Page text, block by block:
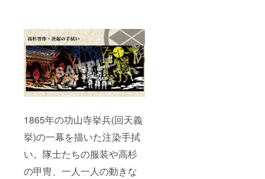
1865年の功山寺挙兵(回天義
挙)の一幕を描いた注染手拭
い。隊士たちの服装や高杉
の甲冑、一人一人の動きな